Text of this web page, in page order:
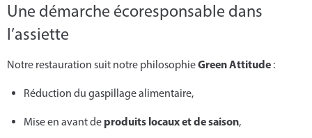
Une démarche écoresponsable dans
l’assiette
Notre restauration suit notre philosophieGreen Attitude :
Réduction du gaspillage alimentaire,
Mise en avant de produits locaux et de saison,